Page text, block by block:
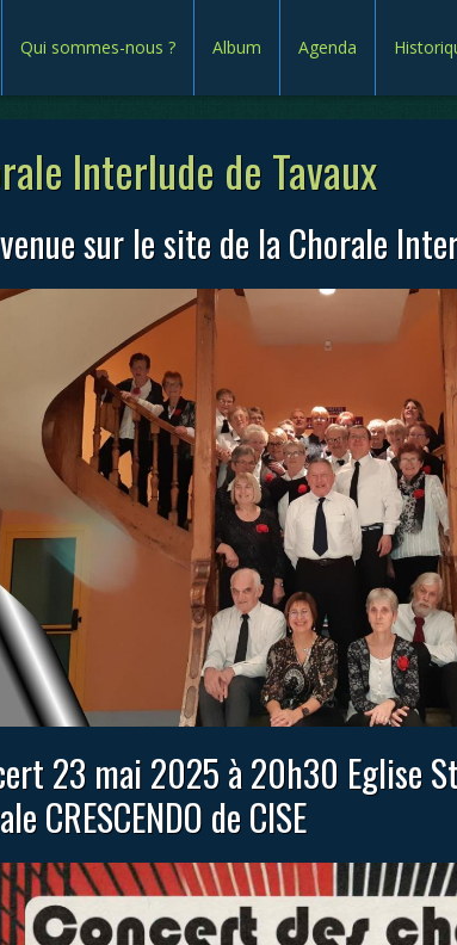
Qui sommes-nous ? Album Agenda
Interlude de Tavaux
sur le site de la Chorale
23 mai 2025 à 20h30 Eglise
CRESCENDO de CISE